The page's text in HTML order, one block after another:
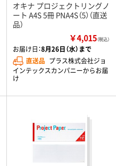
オキナ プロジェクトリングノ
ート A4S 5冊 PNA4S（5）（直送
品）
￥4,015（税込）
お届け日：8月26日（水）まで
直送品 プラス株式会社ジョ
インテックスカンパニーからお届
け